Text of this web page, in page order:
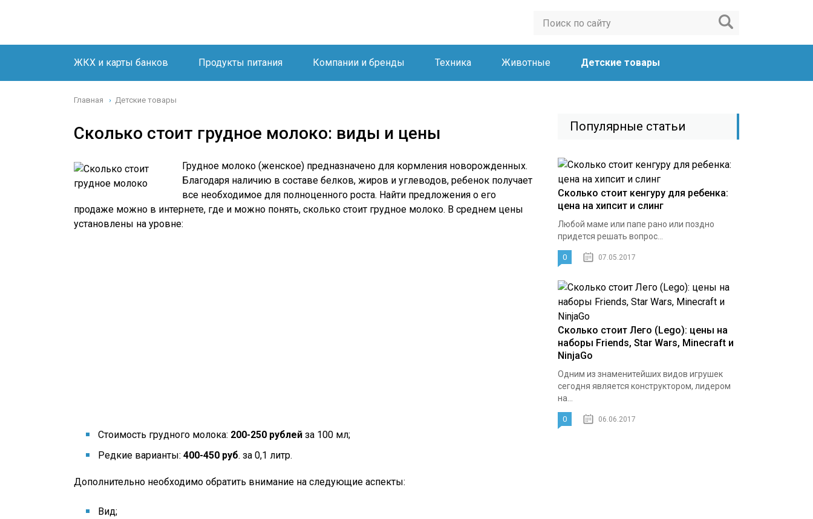
ЖКХ и карты банков Продукты питания Компании и бренды Техника Животные Детские товары
Главная › Детские товары
Сколько стоит грудное молоко: виды и цены
Грудное молоко (женское) предназначено для кормления новорожденных.
Благодаря наличию в составе белков, жиров и углеводов, ребенок получает
все необходимое для полноценного роста. Найти предложения о его
продаже можно в интернете, где и можно понять, сколько стоит грудное молоко. В среднем цены
установлены на уровне:
Стоимость грудного молока: 200-250 рублей за 100 мл;
Редкие варианты: 400-450 руб. за 0,1 литр.
Дополнительно необходимо обратить внимание на следующие аспекты:
Вид;
Популярные статьи
Сколько стоит кенгуру для ребенка:
цена на хипсит и слинг
Любой маме или папе рано или поздно
придется решать вопрос...
0 07.05.2017
Сколько стоит Лего (Lego): цены на
наборы Friends, Star Wars, Minecraft и
NinjaGo
Одним из знаменитейших видов игрушек
сегодня является конструктором, лидером
на...
0 06.06.2017